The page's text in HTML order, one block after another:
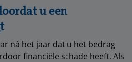
u een
ná het jaar dat u het bedrag
financiële schade heeft. Als